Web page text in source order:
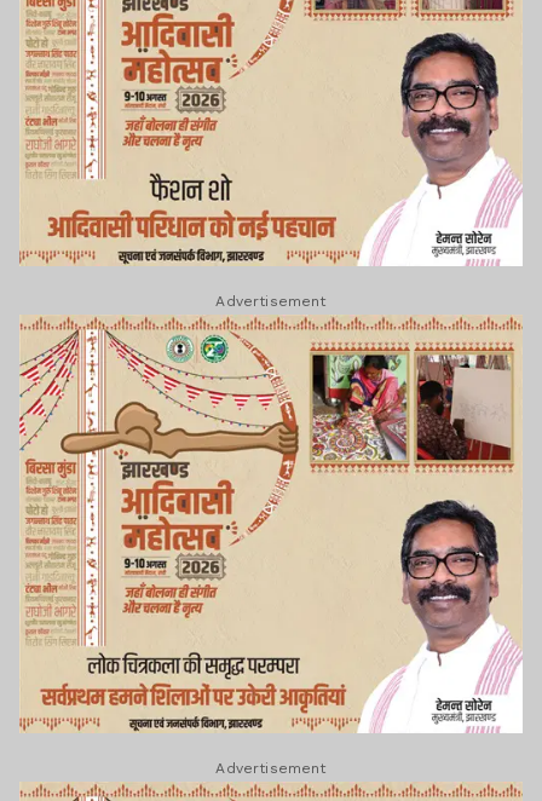
Advertisement
Advertisement